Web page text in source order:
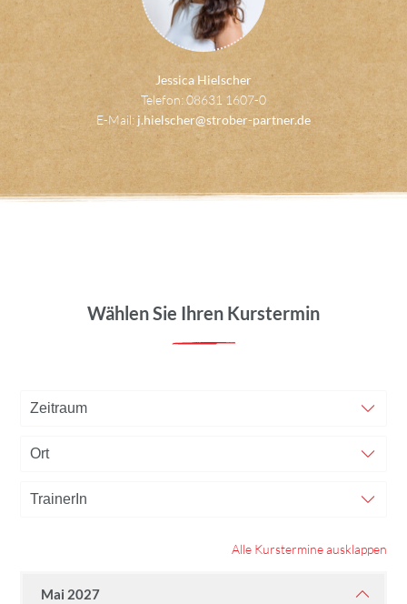
Jessica Hielscher
Telefon: 08631 1607-0
E-Mail: j.hielscher@strober-partner.de
Wählen Sie Ihren Kurstermin
Alle Kurstermine ausklappen
Mai 2027